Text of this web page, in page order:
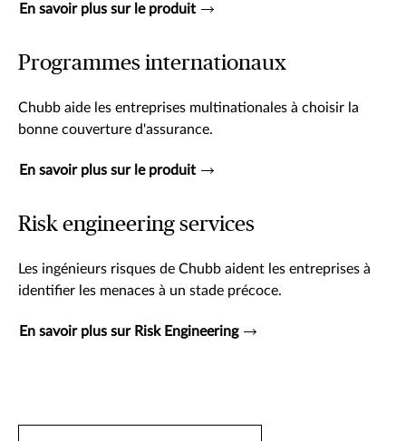
En savoir plus sur le produit
Programmes internationaux
Chubb aide les entreprises multinationales à choisir la
bonne couverture d'assurance.
En savoir plus sur le produit
Risk engineering services
Les ingénieurs risques de Chubb aident les entreprises à
identifier les menaces à un stade précoce.
En savoir plus sur Risk Engineering